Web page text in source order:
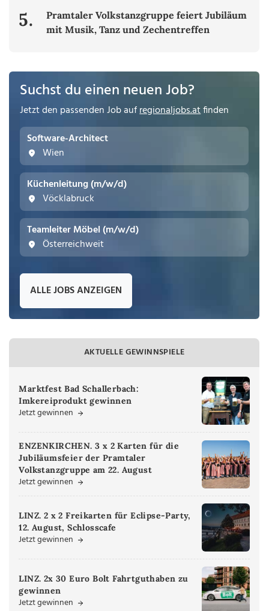
5.
Pramtaler Volkstanzgruppe feiert Jubiläum
mit Musik, Tanz und Zechentreffen
Suchst du einen neuen Job?
Jetzt den passenden Job aufregionaljobs.atfinden
Software-Architect
Wien
Küchenleitung (m/w/d)
Vöcklabruck
Teamleiter Möbel (m/w/d)
Österreichweit
ALLE JOBS ANZEIGEN
AKTUELLE GEWINNSPIELE
Marktfest Bad Schallerbach:
Imkereiprodukt gewinnen
Jetzt gewinnen
ENZENKIRCHEN. 3 x 2 Karten für die
Jubiläumsfeier der Pramtaler
Volkstanzgruppe am 22. August
Jetzt gewinnen
LINZ. 2 x 2 Freikarten für Eclipse-Party,
12. August, Schlosscafe
Jetzt gewinnen
LINZ. 2x 30 Euro Bolt Fahrtguthaben zu
gewinnen
Jetzt gewinnen